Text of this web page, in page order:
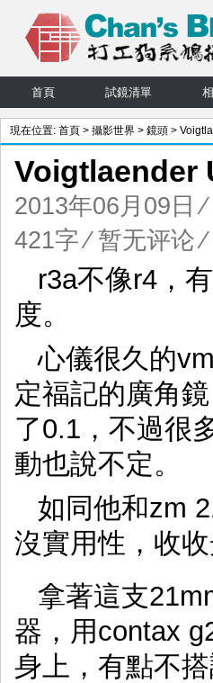
首頁 試鏡清單
現在位置: 首頁 > 攝影世界 > 鏡頭 >
Voigtlaender
2013年06月09日 ⁄
421字⁄暂无评论
r3a不像r4，
度。
心儀很久的
定福記的廣角
了0.1，不過很
動也說不定。
如同他和zm
沒實用性，收
拿著這支
器，用contax
身上，有點不搭